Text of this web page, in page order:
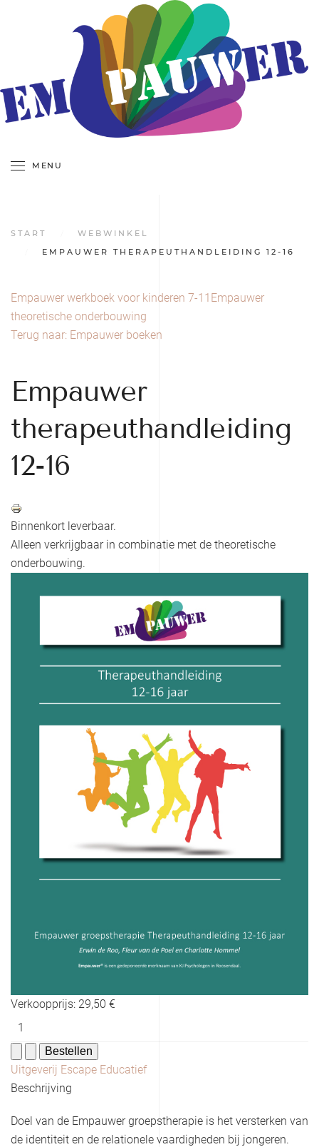
MENU
START
WEBWINKEL
EMPAUWER THERAPEUTHANDLEIDING 12-16
Empauwer werkboek voor kinderen 7-11 Empauwer
theoretische onderbouwing
Terug naar: Empauwer boeken
Empauwer
therapeuthandleiding
12-16
Binnenkort leverbaar.
Alleen verkrijgbaar in combinatie met de theoretische
onderbouwing.
Verkoopprijs: 29,50 €
Uitgeverij Escape Educatief
Beschrijving
Doel van de Empauwer groepstherapie is het versterken van
de identiteit en de relationele vaardigheden bij jongeren.